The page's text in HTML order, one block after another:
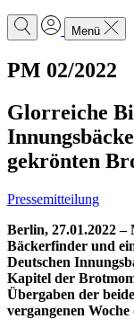
Menü
PM 02/2022
Glorreiche
gekrönten
Pressemitteilung
Berlin, 27.01.2022 –
Bäckerfinder und
Deutschen
Kapitel der
Übergaben der
vergangenen